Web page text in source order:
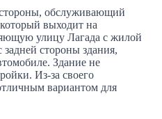
обслуживающий
выходит на
улицу Лагада с жилой
задней стороны здания,
Здание не
Из-за своего
вариантом для